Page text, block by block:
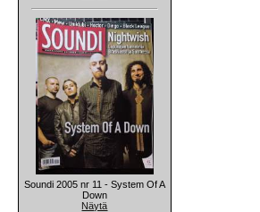
Soundi 2005 nr 11 - System Of A
Down
Näytä